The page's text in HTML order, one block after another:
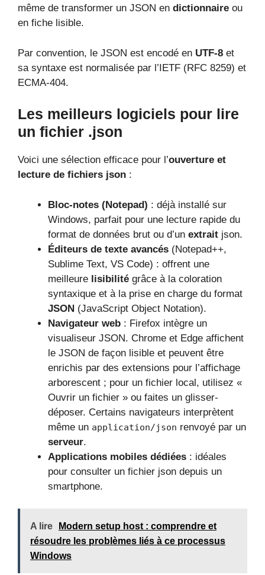
même de transformer un JSON en dictionnaire ou
en fiche lisible.
Par convention, le JSON est encodé en UTF-8 et
sa syntaxe est normalisée par l’IETF (RFC 8259) et
ECMA-404.
Les meilleurs logiciels pour lire
un fichier .json
Voici une sélection efficace pour l’ouverture et
lecture de fichiers json :
Bloc-notes (Notepad) : déjà installé sur
Windows, parfait pour une lecture rapide du
format de données brut ou d’un extrait json.
Éditeurs de texte avancés (Notepad++,
Sublime Text, VS Code) : offrent une
meilleure lisibilité grâce à la coloration
syntaxique et à la prise en charge du format
JSON (JavaScript Object Notation).
Navigateur web : Firefox intègre un
visualiseur JSON. Chrome et Edge affichent
le JSON de façon lisible et peuvent être
enrichis par des extensions pour l’affichage
arborescent ; pour un fichier local, utilisez «
Ouvrir un fichier » ou faites un glisser-
déposer. Certains navigateurs interprètent
même un application/json renvoyé par un
serveur.
Applications mobiles dédiées : idéales
pour consulter un fichier json depuis un
smartphone.
A lire
Modern setup host : comprendre et
résoudre les problèmes liés à ce processus
Windows